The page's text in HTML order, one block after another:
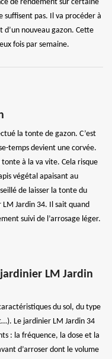
de rendement sur certaine
suffisent pas. Il va procéder à
nouveau gazon. Cette
fois par semaine.
la tonte de gazon. C’est
temps devient une corvée.
à la va vite. Cela risque
végétal apaisant au
de laisser la tonte du
Jardin 34. Il sait quand
suivi de l’arrosage léger.
LM Jardin
du sol, du type
Le jardinier LM Jardin 34
: la fréquence, la dose et la
d’arroser dont le volume